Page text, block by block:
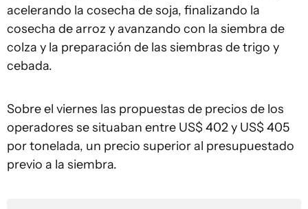
acelerando la cosecha de soja, finalizando la
cosecha de arroz y avanzando con la siembra de
colza y la preparación de las siembras de trigo y
cebada.
Sobre el viernes las propuestas de precios de los
operadores se situaban entre US$ 402 y US$ 405
por tonelada, un precio superior al presupuestado
previo a la siembra.